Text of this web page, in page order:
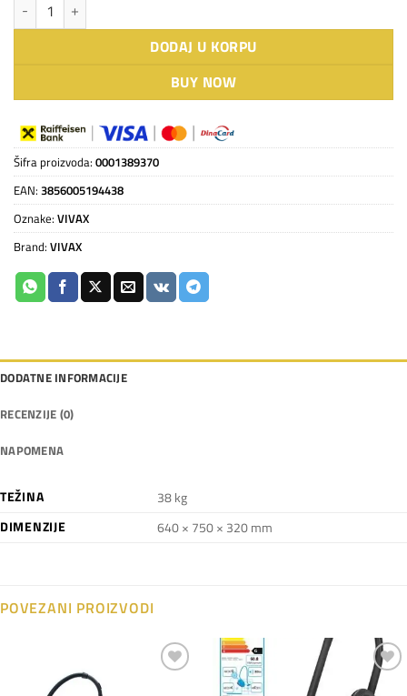
DODAJ U KORPU
BUY NOW
Šifra proizvoda: 0001389370
EAN: 3856005194438
Oznake: VIVAX
Brand: VIVAX
DODATNE INFORMACIJE
RECENZIJE (0)
NAPOMENA
TEŽINA
38 kg
DIMENZIJE
640 × 750 × 320 mm
POVEZANI PROIZVODI
Dodaj